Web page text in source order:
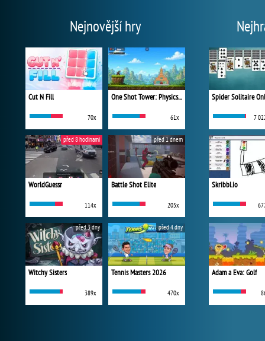
Nejnovější hry
Cut N Fill
70x
One Shot Tower: Physics Destroyer
61x
WorldGuessr
114x
před 8 hodinami
Battle Shot Elite
205x
před 1 dnem
Witchy Sisters
389x
před 3 dny
Tennis Masters 2026
470x
před 4 dny
Spider Solitaire
7
Skribbl.io
Adam a Eva: Golf